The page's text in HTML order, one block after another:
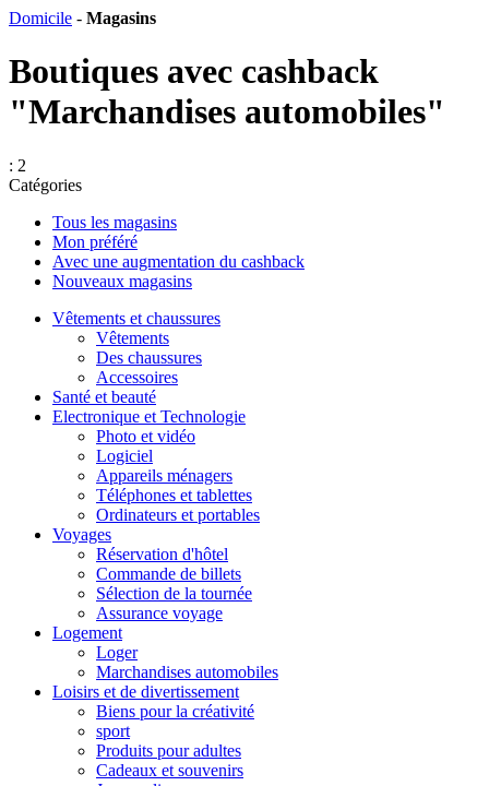
Domicile - Magasins
Boutiques avec cashback
"Marchandises automobiles"
: 2
Catégories
Tous les magasins
Mon préféré
Avec une augmentation du cashback
Nouveaux magasins
Vêtements et chaussures
Vêtements
Des chaussures
Accessoires
Santé et beauté
Electronique et Technologie
Photo et vidéo
Logiciel
Appareils ménagers
Téléphones et tablettes
Ordinateurs et portables
Voyages
Réservation d'hôtel
Commande de billets
Sélection de la tournée
Assurance voyage
Logement
Loger
Marchandises automobiles
Loisirs et de divertissement
Biens pour la créativité
sport
Produits pour adultes
Cadeaux et souvenirs